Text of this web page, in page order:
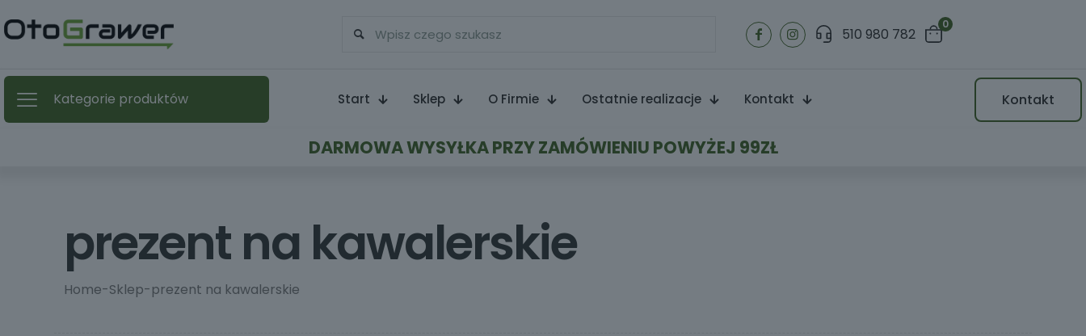
510 980 782
0
Kategorie produktów Start Sklep O Firmie Ostatnie realizacje Kontakt Kontakt
DARMOWA WYSYŁKA PRZY ZAMÓWIENIU POWYŻEJ 99ZŁ
prezent na kawalerskie
Home-Sklep-prezent na kawalerskie